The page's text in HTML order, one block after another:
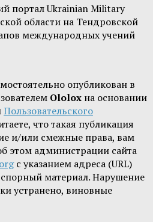
портал Ukrainian Military
области на Тендровской
международных учений
опубликован в
Ololox на основании
Пользовательского
что такая публикация
и/или смежные права, вам
этом администрации сайта
с указанием адреса (URL)
материал. Нарушение
устранено, виновные